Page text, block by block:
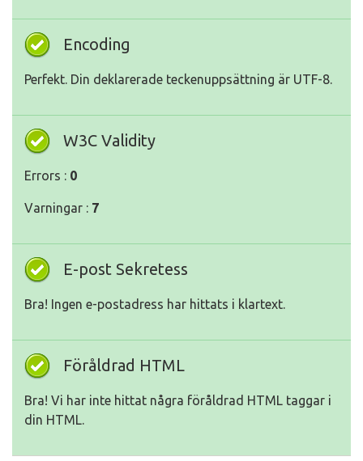
Encoding
Perfekt. Din deklarerade teckenuppsättning är UTF-8.
W3C Validity
Errors : 0
Varningar : 7
E-post Sekretess
Bra! Ingen e-postadress har hittats i klartext.
Föråldrad HTML
Bra! Vi har inte hittat några föråldrad HTML taggar i
din HTML.